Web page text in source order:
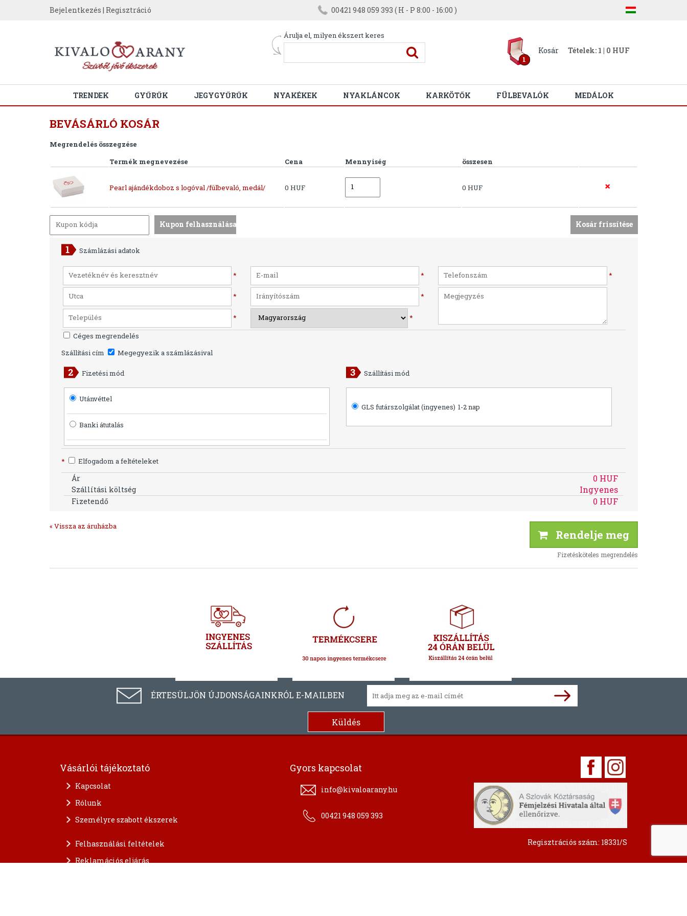
Bejelentkezés | Regisztráció 00421 948 059 393 ( H - P 8:00 - 16:00 )
Árulja el, milyen ékszert keres
1
Kosár Tételek: 1 | 0 HUF
TRENDEK GYŰRŰK JEGYGYŰRŰK NYAKÉKEK NYAKLÁNCOK KARKÖTŐK FÜLBEVALÓK MEDÁLOK
BEVÁSÁRLÓ KOSÁR
Megrendelés összegzése
Termék megnevezése
Cena Mennyiség összesen
Pearl ajándékdoboz s logóval /fülbevaló, medál/ 0 HUF 0 HUF
Számlázási adatok
* * *
* *
*
*
Céges megrendelés
Szállítási cím
Megegyezik a számlázásival
Fizetési mód
Utánvéttel
Banki átutalás
Szállítási mód
GLS futárszolgálat (ingyenes) 1-2 nap
* Elfogadom a feltételeket
Ár 0 HUF
Szállítási költség Ingyenes
Fizetendő 0 HUF
« Vissza az áruházba
Rendelje meg
Fizetésköteles megrendelés
ÉRTESÜLJÖN ÚJDONSÁGAINKRÓL E-MAILBEN
Vásárlói tájékoztató
Kapcsolat
Rólunk
Személyre szabott ékszerek
Felhasználási feltételek
Reklamációs eljárás
Gyors kapcsolat
info@kivaloarany.hu
00421 948 059 393
Regisztrációs szám: 18331/S